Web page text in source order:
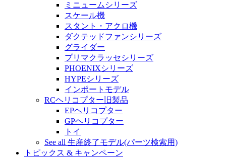
ミニュームシリーズ
スケール機
スタント・アクロ機
ダクテッドファンシリーズ
グライダー
プリマクラッセシリーズ
PHOENIXシリーズ
HYPEシリーズ
インポートモデル
RCヘリコプター旧製品
EPヘリコプター
GPヘリコプター
トイ
See all 生産終了モデル(パーツ検索用)
トピックス & キャンペーン